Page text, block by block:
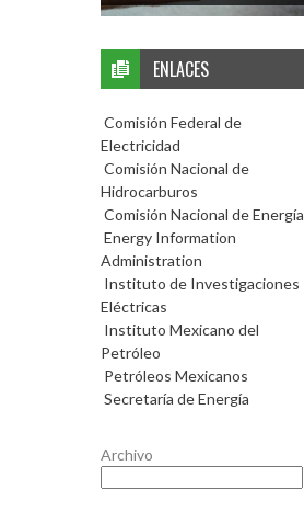
ENLACES
Comisión Federal de
Electricidad
Comisión Nacional de
Hidrocarburos
Comisión Nacional de Energía
Energy Information
Administration
Instituto de Investigaciones
Eléctricas
Instituto Mexicano del
Petróleo
Petróleos Mexicanos
Secretaría de Energía
Archivo